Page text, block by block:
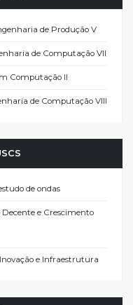
de Produção V
de Computação VII
Computação II
de Computação VIII
de ondas
e Crescimento
e Infraestrutura